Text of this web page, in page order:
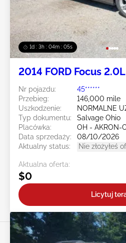
1d : 3h : 04m : 02s
2014 FORD Focus 2.0L
Nr pojazdu:
45******
Przebieg:
146,000 mile
Uszkodzenie:
NORMALNE
Typ dokumentu:
Salvage Ohio
Placówka:
OH - AKRON-
Data sprzedaży:
08/10/2026
Aktualny status:
Nie złożyłeś
Aktualna oferta:
$0
Licytuj